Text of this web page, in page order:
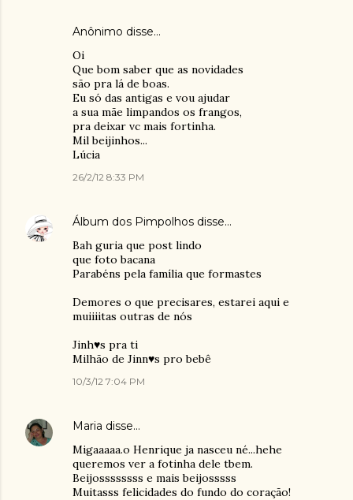
Anônimo disse…
Oi
Que bom saber que as novidades
são pra lá de boas.
Eu só das antigas e vou ajudar
a sua mãe limpandos os frangos,
pra deixar vc mais fortinha.
Mil beijinhos...
Lúcia
26/2/12 8:33 PM
Álbum dos Pimpolhos disse…
Bah guria que post lindo
que foto bacana
Parabéns pela família que formastes
Demores o que precisares, estarei aqui e
muiiiitas outras de nós
Jinh♥s pra ti
Milhão de Jinn♥s pro bebê
10/3/12 7:04 PM
Maria disse…
Migaaaaa.o Henrique ja nasceu né...hehe
queremos ver a fotinha dele tbem.
Beijossssssss e mais beijosssss
Muitasss felicidades do fundo do coração!